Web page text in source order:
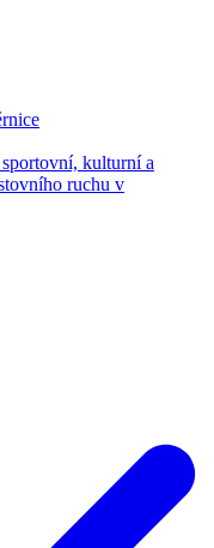
kulturní a
ruchu v